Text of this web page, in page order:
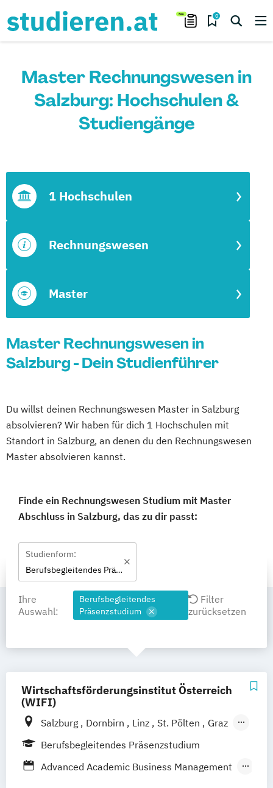
0
Master Rechnungswesen in
Salzburg: Hochschulen &
Studiengänge
Master
Rechnungswesen
1 Hochschulen
Master Rechnungswesen in
Salzburg - Dein Studienführer
Du willst deinen Rechnungswesen Master in Salzburg
absolvieren? Wir haben für dich 1 Hochschulen mit
Standort in Salzburg, an denen du den Rechnungswesen
Master absolvieren kannst.
Finde ein Rechnungswesen Studium mit Master
Abschluss in Salzburg, das zu dir passt:
Studienform:
Berufsbegleitendes Präsenzstudium
Ihre
Auswahl:
Berufsbegleitendes
Präsenzstudium
Filter
zurücksetzen
Wirtschaftsförderungsinstitut Österreich
(WIFI)
Salzburg Dornbirn Linz St. Pölten
Graz
Wien Berlin Krems Klagenfurt
Berufsbegleitendes Präsenzstudium
Advanced Academic Business Management